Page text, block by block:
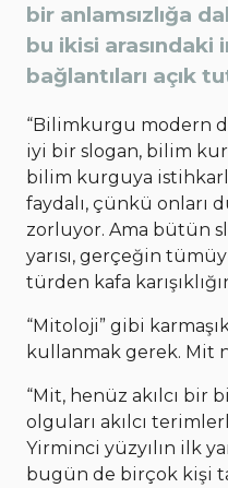
bir anlamsızlığa
bu ikisi arasındaki
bağlantıları açık
“Bilimkurgu modern
iyi bir slogan, bilim
bilim kurguya
faydalı, çünkü onları
zorluyor. Ama bütün
yarısı, gerçeğin
türden kafa
“Mitoloji” gibi
kullanmak gerek. Mit
“Mit, henüz akılcı bir
olguları akılcı
Yirminci yüzyılın ilk
bugün de birçok kişi